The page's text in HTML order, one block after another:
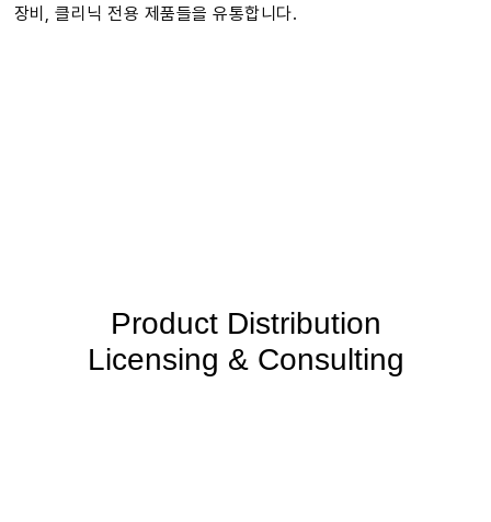
Product Distribution
Licensing & Consulting
장비, 클리닉 전용 제품들을 유통합니다.